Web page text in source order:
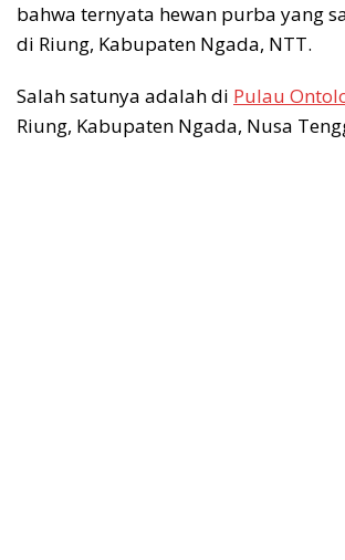
bahwa ternyata hewan purba yang
di Riung, Kabupaten Ngada, NTT.
Salah satunya adalah di Pulau
Riung, Kabupaten Ngada, Nusa